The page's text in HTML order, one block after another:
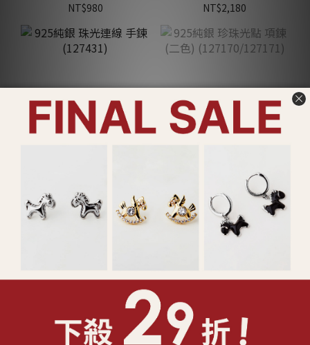
NT$980 NT$2,180
NT$780
售完
色) (127170/127171)
NT$1,180